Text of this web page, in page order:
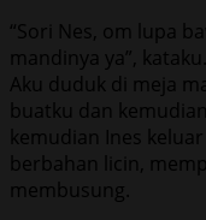
“Sori Nes, om lupa
mandinya ya”,
Aku duduk di meja
buatku dan
kemudian Ines
berbahan licin,
membusung.